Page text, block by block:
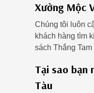
Xưởng Mộc
Chúng tôi luôn
khách hàng tìm
sách Thắng
Tại sao bạn
Tàu